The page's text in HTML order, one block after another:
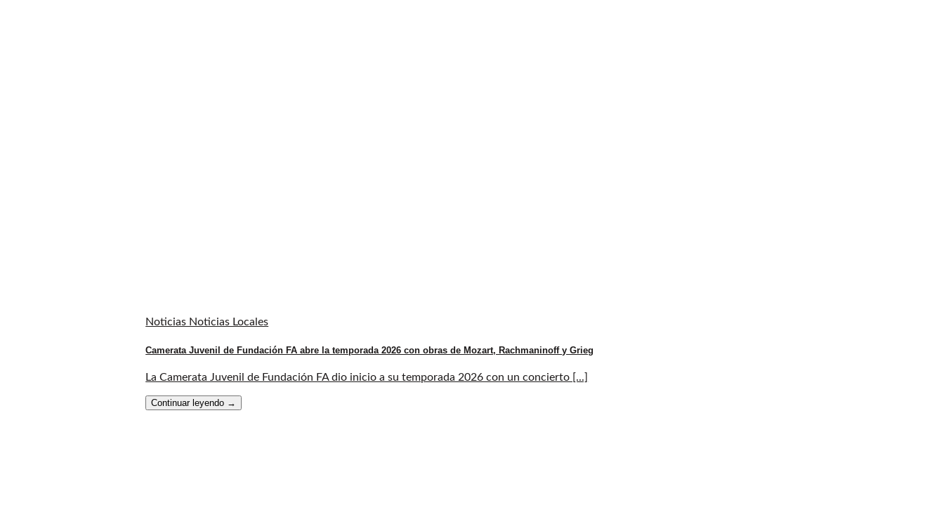
Noticias Noticias Locales
Camerata Juvenil de Fundación FA abre la temporada 2026 con obras de Mozart, Rachmaninoff y Grieg
La Camerata Juvenil de Fundación FA dio inicio a su temporada 2026 con un concierto [...]
Continuar leyendo →